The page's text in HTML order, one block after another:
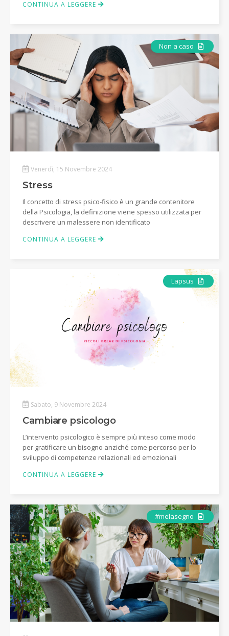
CONTINUA A LEGGERE
Non a caso Articolo
Venerdì, 15 Novembre 2024
Stress
Il concetto di stress psico-fisico è un grande contenitore
della Psicologia, la definizione viene spesso utilizzata per
descrivere un malessere non identificato
CONTINUA A LEGGERE
Lapsus Articolo
Sabato, 9 Novembre 2024
Cambiare psicologo
L’intervento psicologico è sempre più inteso come modo
per gratificare un bisogno anziché come percorso per lo
sviluppo di competenze relazionali ed emozionali
CONTINUA A LEGGERE
#melasegno Articolo